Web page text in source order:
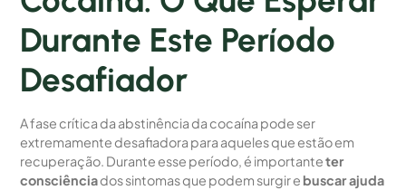
Durante Este Período
Desafiador
A fase crítica da abstinência da cocaína pode ser
extremamente desafiadora para aqueles que estão em
recuperação. Durante esse período, é importanteter
consciênciados sintomas que podem surgir e buscar ajuda